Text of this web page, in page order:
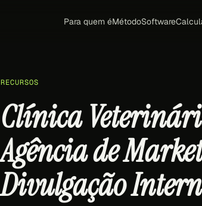
Para quem éMétodoSoftware
RECURSOS
Clínica
Agência de
Divulgação